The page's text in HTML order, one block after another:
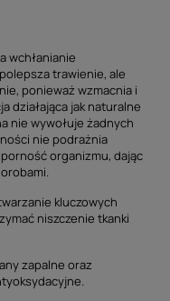
wchłanianie
trawienie, ale
ponieważ wzmacnia i
działająca jak naturalne
nie wywołuje żadnych
nie podrażnia
organizmu, dając
kluczowych
niszczenie tkanki
zapalne oraz